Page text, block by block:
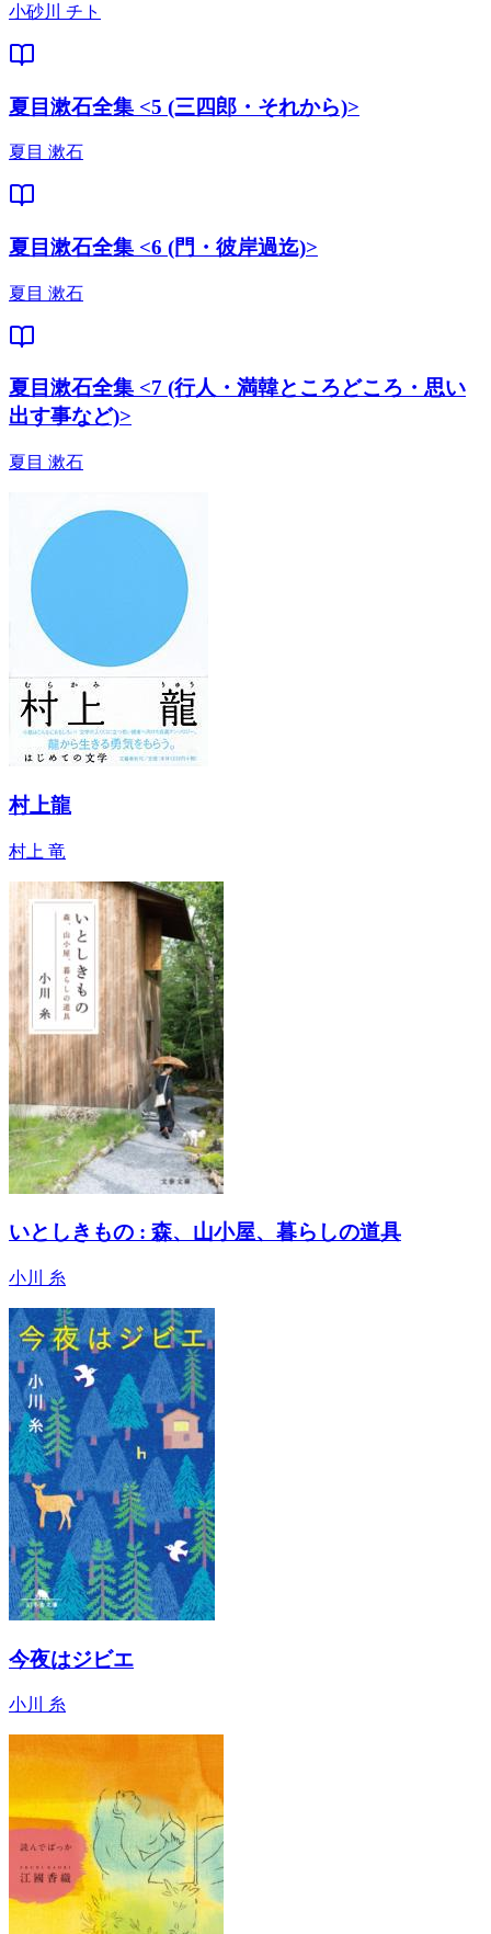
小砂川 チト
夏目漱石全集 <5 (三四郎・それから)>
夏目 漱石
夏目漱石全集 <6 (門・彼岸過迄)>
夏目 漱石
夏目漱石全集 <7 (行人・満韓ところどころ・思い
出す事など)>
夏目 漱石
村上龍
村上 竜
いとしきもの : 森、山小屋、暮らしの道具
小川 糸
今夜はジビエ
小川 糸